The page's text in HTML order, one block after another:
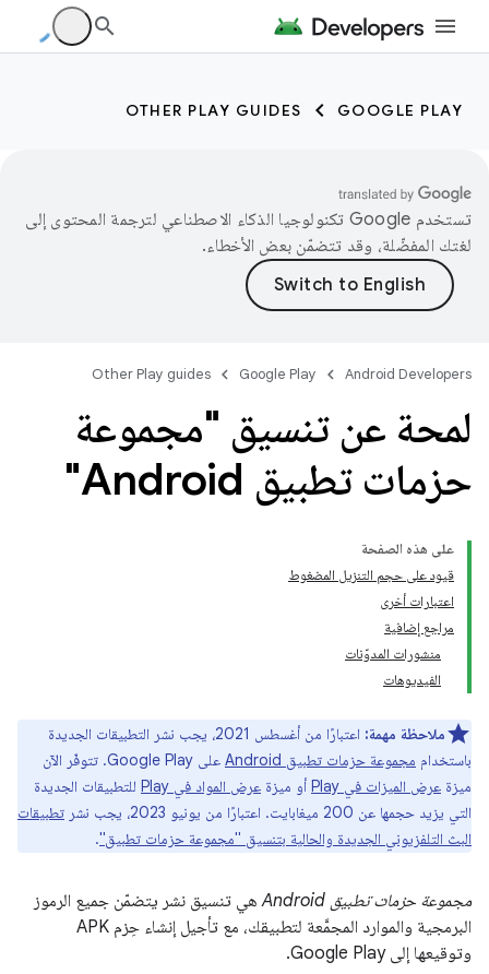
GOOGLE PLAY
OTHER PLAY GUIDES
تستخدم Google تكنولوجيا الذكاء الاصطناعي لترجمة المحتوى إلى
لغتك المفضّلة، وقد تتضمّن بعض الأخطاء.
Android Developers
Google Play
Other Play guides
لمحة عن تنسيق "مجموعة
حزمات تطبيق Android"
على هذه الصفحة
قيود على حجم التنزيل المضغوط
اعتبارات أخرى
مراجع إضافية
منشورات المدوّنات
الفيديوهات
ملاحظة مهمة:
اعتبارًا من أغسطس 2021، يجب نشر التطبيقات الجديدة
باستخدام مجموعة حزمات تطبيق Android
على Google Play. تتوفّر الآن
ميزة عرض الميزات في Play أو ميزة عرض المواد في Play
للتطبيقات الجديدة
التي يزيد حجمها عن 200 ميغابايت. اعتبارًا من يونيو 2023، يجب نشر
تطبيقات
البث التلفزيوني الجديدة والحالية بتنسيق "مجموعة حزمات تطبيق".
مجموعة حزمات تطبيق Android
هي تنسيق نشر يتضمّن جميع الرموز
البرمجية والموارد المجمَّعة لتطبيقك، مع تأجيل إنشاء حِزم APK
وتوقيعها إلى Google Play.